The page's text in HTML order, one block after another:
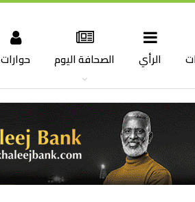
الرأي الصحافة اليوم حوارات